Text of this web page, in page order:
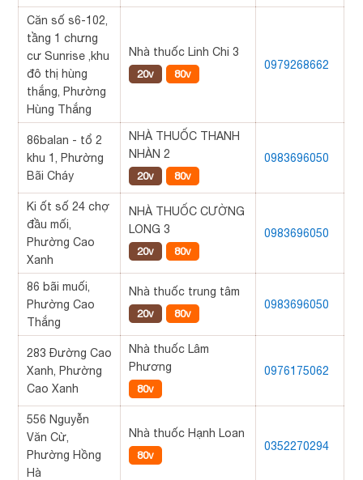
Căn số s6-102,
tầng 1 chưng
cư Sunrise ,khu
đô thị hùng
thắng, Phường
Hùng Thắng
Nhà thuốc Linh Chi 3
20v 80v
0979268662
86balan - tổ 2
khu 1, Phường
Bãi Cháy
NHÀ THUỐC THANH
NHÀN 2
20v 80v
0983696050
Ki ốt số 24 chợ
đầu mối,
Phường Cao
Xanh
NHÀ THUỐC CƯỜNG
LONG 3
20v 80v
0983696050
86 bãi muối,
Phường Cao
Thắng
Nhà thuốc trung tâm
20v 80v
0983696050
283 Đường Cao
Xanh, Phường
Cao Xanh
Nhà thuốc Lâm
Phương
80v
0976175062
556 Nguyễn
Văn Cừ,
Phường Hồng
Hà
Nhà thuốc Hạnh Loan
80v
0352270294